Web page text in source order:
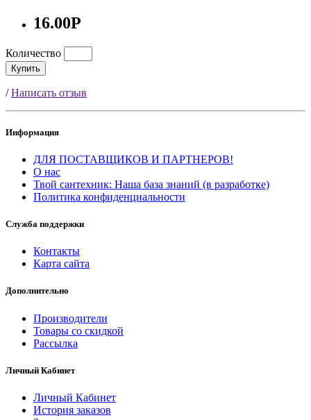
16.00Р
Количество
Купить
/Написать отзыв
Информация
ДЛЯ ПОСТАВЩИКОВ И ПАРТНЕРОВ!
О нас
Твой сантехник: Наша база знаний (в разработке)
Политика конфиденциальности
Служба поддержки
Контакты
Карта сайта
Дополнительно
Производители
Товары со скидкой
Рассылка
Личный Кабинет
Личный Кабинет
История заказов